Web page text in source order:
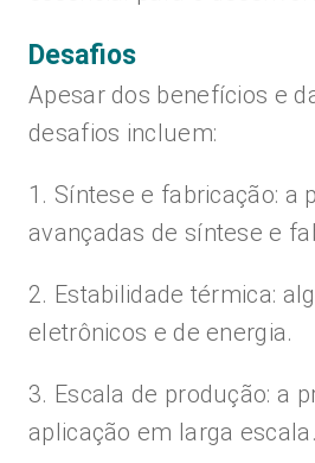
Desafios
Apesar dos benefícios e
desafios incluem:
1. Síntese e fabricação: a
avançadas de síntese e
2. Estabilidade térmica:
eletrônicos e de energia.
3. Escala de produção: a
aplicação em larga escala.